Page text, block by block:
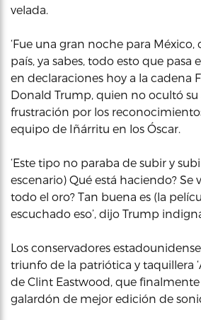
velada.
‘Fue una gran noche para México,
país, ya sabes, todo esto que pasa
en declaraciones hoy a la cadena
Donald Trump, quien no ocultó su
frustración por los
equipo de Iñárritu en los Óscar.
‘Este tipo no paraba de subir y
escenario) Qué está haciendo? Se
todo el oro? Tan buena es (la
escuchado eso’, dijo Trump
Los conservadores
triunfo de la patriótica y taquillera
de Clint Eastwood, que finalmente
galardón de mejor edición de